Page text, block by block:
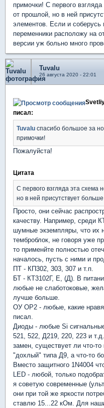
примочки! С первого
от прошлой, но в ней
элементов. Если и соберусь
переменники расположу на
версии уж больно много
Tuvalu
26 августа 2020 - 22:01
писал:
Tuvalu спасибо большое за
примочки!
Пожалуйста!
Цитата
С первого взгляда эта схема
но в ней присутствует
Просто, они сейчас
качеству. Например, среди
шумные экземпляры, что их
темброблок, не говоря уже
то применйте полностью
началось, пусть с ними и
ПТ - КП302, 303, 307 и т.п.
БТ - КТ3102Г, Е, (Д). В
любые не слаботоковые,
лучше больше.
ОУ OP2 - любые, какие
писал.
Диоды - любые Si
521, 522, Д219, 220, 223 и
замен, существует ли что-
"дохлый" типа Д9, а что-то
Вместо защитного 1N4004
LED - любой, только
я советую современные
они при той же яркости
ставлю 15...22 кОм. Для